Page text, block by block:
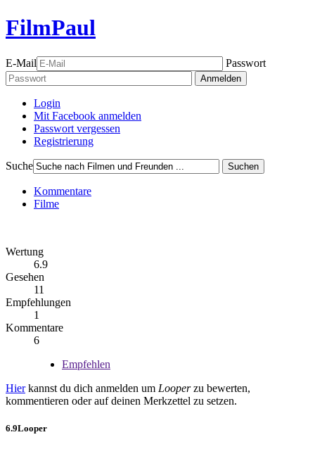
FilmPaul
E-Mail Passwort
Anmelden
Login
Mit Facebook anmelden
Passwort vergessen
Registrierung
Suche Suchen
Kommentare
Filme
Wertung
6.9
Gesehen
11
Empfehlungen
1
Kommentare
6
Empfehlen
Hierkannst du dich anmelden um Looperzu bewerten,
kommentieren oder auf deinen Merkzettel zu setzen.
6.9Looper